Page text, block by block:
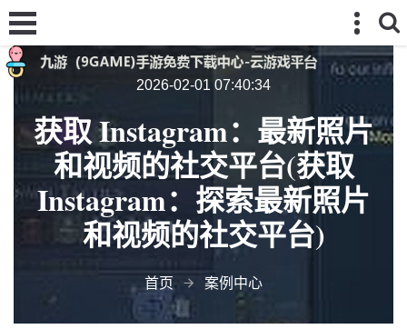
2026-02-01 07:40:34
获取 Instagram：最新照片
和视频的社交平台(获取
Instagram：探索最新照片
和视频的社交平台)
首页 案例中心